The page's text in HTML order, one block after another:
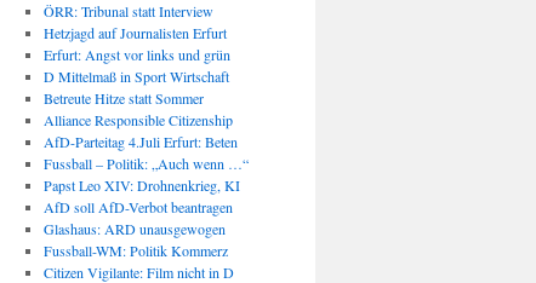
ÖRR: Tribunal statt Interview
Hetzjagd auf Journalisten Erfurt
Erfurt: Angst vor links und grün
D Mittelmaß in Sport Wirtschaft
Betreute Hitze statt Sommer
Alliance Responsible Citizenship
AfD-Parteitag 4.Juli Erfurt: Beten
Fussball – Politik: „Auch wenn …“
Papst Leo XIV: Drohnenkrieg, KI
AfD soll AfD-Verbot beantragen
Glashaus: ARD unausgewogen
Fussball-WM: Politik Kommerz
Citizen Vigilante: Film nicht in D